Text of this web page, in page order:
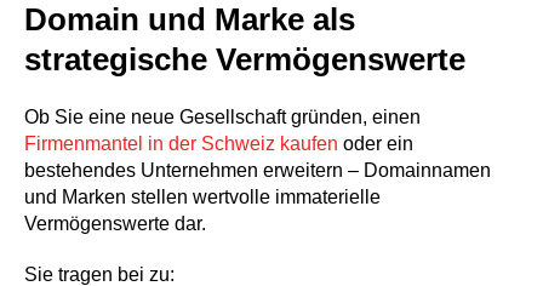
Domain und Marke als
strategische Vermögenswerte
Ob Sie eine neue Gesellschaft gründen, einen
Firmenmantel in der Schweiz kaufen oder ein
bestehendes Unternehmen erweitern – Domainnamen
und Marken stellen wertvolle immaterielle
Vermögenswerte dar.
Sie tragen bei zu: